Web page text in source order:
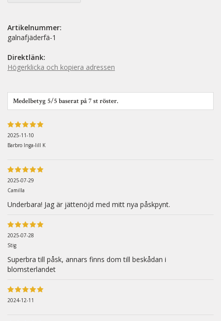
Artikelnummer:
galnafjäderfä-1
Direktlänk:
Högerklicka och kopiera adressen
Medelbetyg 5/5 baserat på7st röster.
2025-11-10
Barbro Inga-lill K
2025-07-29
Camilla
Underbara! Jag är jättenöjd med mitt nya påskpynt.
2025-07-28
Stig
Superbra till påsk, annars finns dom till beskådan i
blomsterlandet
2024-12-11